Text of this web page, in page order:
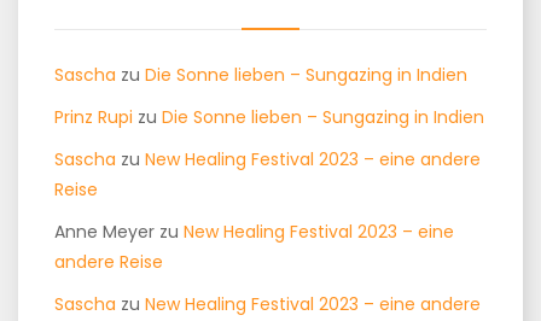
Sascha zu Die Sonne lieben – Sungazing in Indien
Prinz Rupi zu Die Sonne lieben – Sungazing in Indien
Sascha zu New Healing Festival 2023 – eine andere
Reise
Anne Meyer zu New Healing Festival 2023 – eine
andere Reise
Sascha zu New Healing Festival 2023 – eine andere